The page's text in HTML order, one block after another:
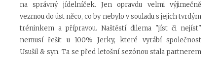
na správný jídelníček. Jen opravdu velmi výjimečně
vezmou do úst něco, co by nebylo v souladu s jejich tvrdým
tréninkem a přípravou. Naštěstí dilema "jíst či nejíst"
nemusí řešit u 100% Jerky, které vyrábí společnost
Usušil & syn. Ta se před letošní sezónou stala partnerem